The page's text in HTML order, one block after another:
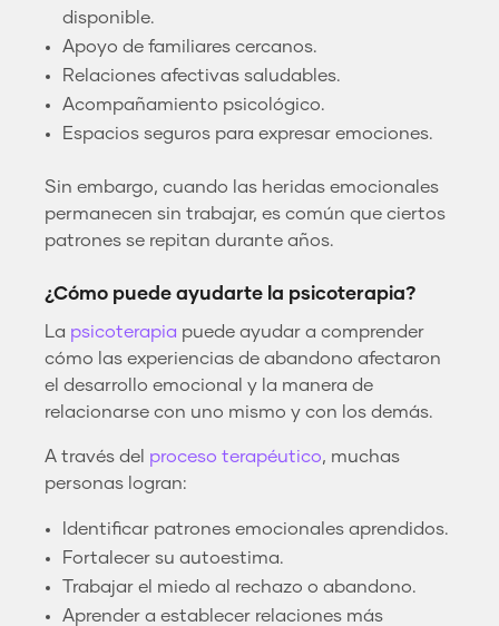
disponible.
Apoyo de familiares cercanos.
Relaciones afectivas saludables.
Acompañamiento psicológico.
Espacios seguros para expresar emociones.
Sin embargo, cuando las heridas emocionales
permanecen sin trabajar, es común que ciertos
patrones se repitan durante años.
¿Cómo puede ayudarte la psicoterapia?
La psicoterapia puede ayudar a comprender
cómo las experiencias de abandono afectaron
el desarrollo emocional y la manera de
relacionarse con uno mismo y con los demás.
A través del proceso terapéutico, muchas
personas logran:
Identificar patrones emocionales aprendidos.
Fortalecer su autoestima.
Trabajar el miedo al rechazo o abandono.
Aprender a establecer relaciones más